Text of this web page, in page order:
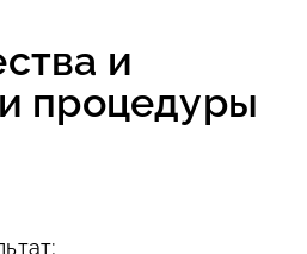
и
процедуры